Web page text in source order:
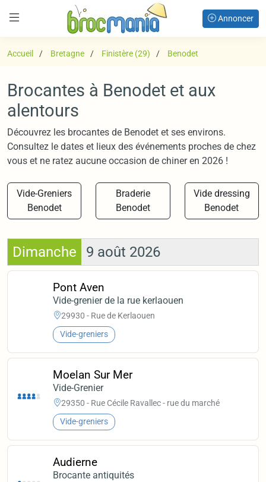
Annoncer
Accueil Bretagne Finistère (29) Benodet
Brocantes à Benodet et aux
alentours
Découvrez les brocantes de Benodet et ses environs.
Consultez le dates et lieux des événements proches de chez
vous et ne ratez aucune occasion de chiner en 2026 !
Vide-Greniers
Benodet
Braderie
Benodet
Vide dressing
Benodet
Dimanche 9 août 2026
Pont Aven
Vide-grenier de la rue kerlaouen
29930 - Rue de Kerlaouen
Vide-greniers
Moelan Sur Mer
Vide-Grenier
29350 - Rue Cécile Ravallec - rue du marché
Vide-greniers
Audierne
Brocante antiquités